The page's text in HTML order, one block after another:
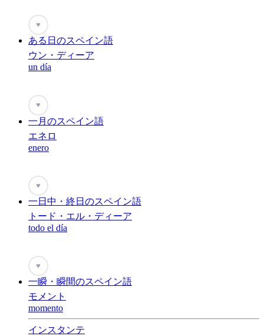
♥
ある日のスペイン語
ウン・ディーア
un día
♥
一月のスペイン語
エネロ
enero
♥
一日中・終日のスペイン語
トード・エル・ディーア
todo el día
♥
一瞬・瞬間のスペイン語
モメント
momento
インスタンテ